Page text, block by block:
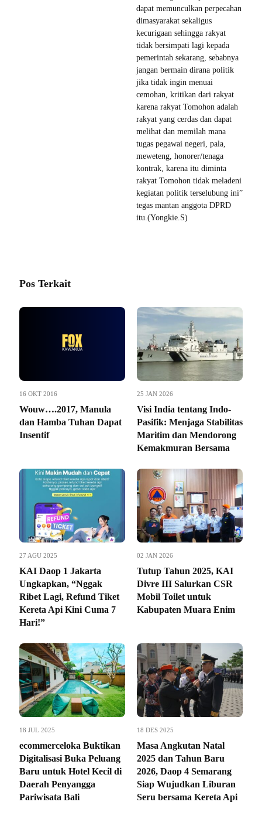
dapat memunculkan perpecahan
dimasyarakat sekaligus
kecurigaan sehingga rakyat
tidak bersimpati lagi kepada
pemerintah sekarang, sebabnya
jangan bermain dirana politik
jika tidak ingin menuai
cemohan, kritikan dari rakyat
karena rakyat Tomohon adalah
rakyat yang cerdas dan dapat
melihat dan memilah mana
tugas pegawai negeri, pala,
meweteng, honorer/tenaga
kontrak, karena itu diminta
rakyat Tomohon tidak meladeni
kegiatan politik terselubung ini”
tegas mantan anggota DPRD
itu.(Yongkie.S)
Pos Terkait
16 OKT 2016
Wouw….2017, Manula
dan Hamba Tuhan Dapat
Insentif
25 JAN 2026
Visi India tentang Indo-
Pasifik: Menjaga Stabilitas
Maritim dan Mendorong
Kemakmuran Bersama
27 AGU 2025
KAI Daop 1 Jakarta
Ungkapkan, “Nggak
Ribet Lagi, Refund Tiket
Kereta Api Kini Cuma 7
Hari!”
02 JAN 2026
Tutup Tahun 2025, KAI
Divre III Salurkan CSR
Mobil Toilet untuk
Kabupaten Muara Enim
18 JUL 2025
ecommerceloka Buktikan
Digitalisasi Buka Peluang
Baru untuk Hotel Kecil di
Daerah Penyangga
Pariwisata Bali
18 DES 2025
Masa Angkutan Natal
2025 dan Tahun Baru
2026, Daop 4 Semarang
Siap Wujudkan Liburan
Seru bersama Kereta Api